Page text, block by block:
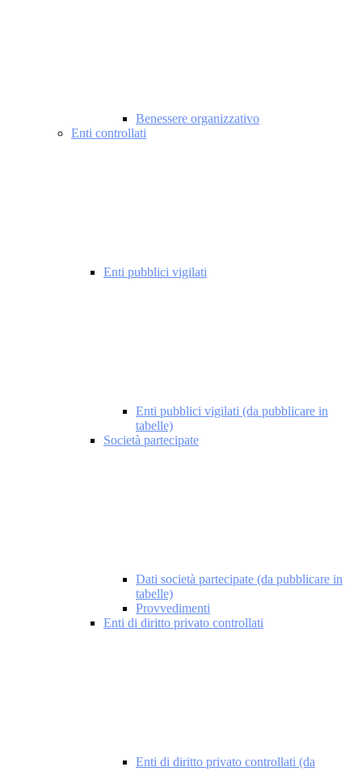
Benessere organizzativo
Enti controllati
Enti pubblici vigilati
Enti pubblici vigilati (da pubblicare in
tabelle)
Società partecipate
Dati società partecipate (da pubblicare in
tabelle)
Provvedimenti
Enti di diritto privato controllati
Enti di diritto privato controllati (da